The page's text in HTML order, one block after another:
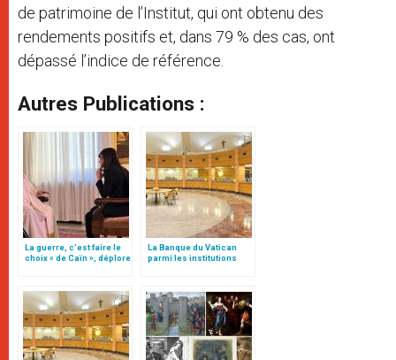
de patrimoine de l’Institut, qui ont obtenu des
rendements positifs et, dans 79 % des cas, ont
dépassé l’indice de référence.
Autres Publications :
La guerre, c’est faire le
choix « de Caïn », déplore
La Banque du Vatican
parmi les institutions